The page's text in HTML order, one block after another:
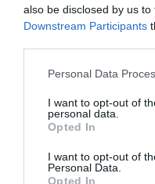
also be disclosed by us
Downstream Participants
Please note that this
not limited to your visit or
grant or deny consent to
use your data for below
consent section.
Personal Data
I want to opt-out of
personal data.
Opted In
I want to opt-out of
Personal Data.
Opted In
Μεγάλη προσοχή στην
Σπείρα ανοίγει
08.08.2026 | 15:00
Όμιλος ΔΕΗ: Νέα
χαρτοφυλάκιο έργων
08.08.2026 | 14:40
Ευρυδίκη Βαλαβάνη: Οι
οικογενειακές
διακοπές στην Εύβοια!